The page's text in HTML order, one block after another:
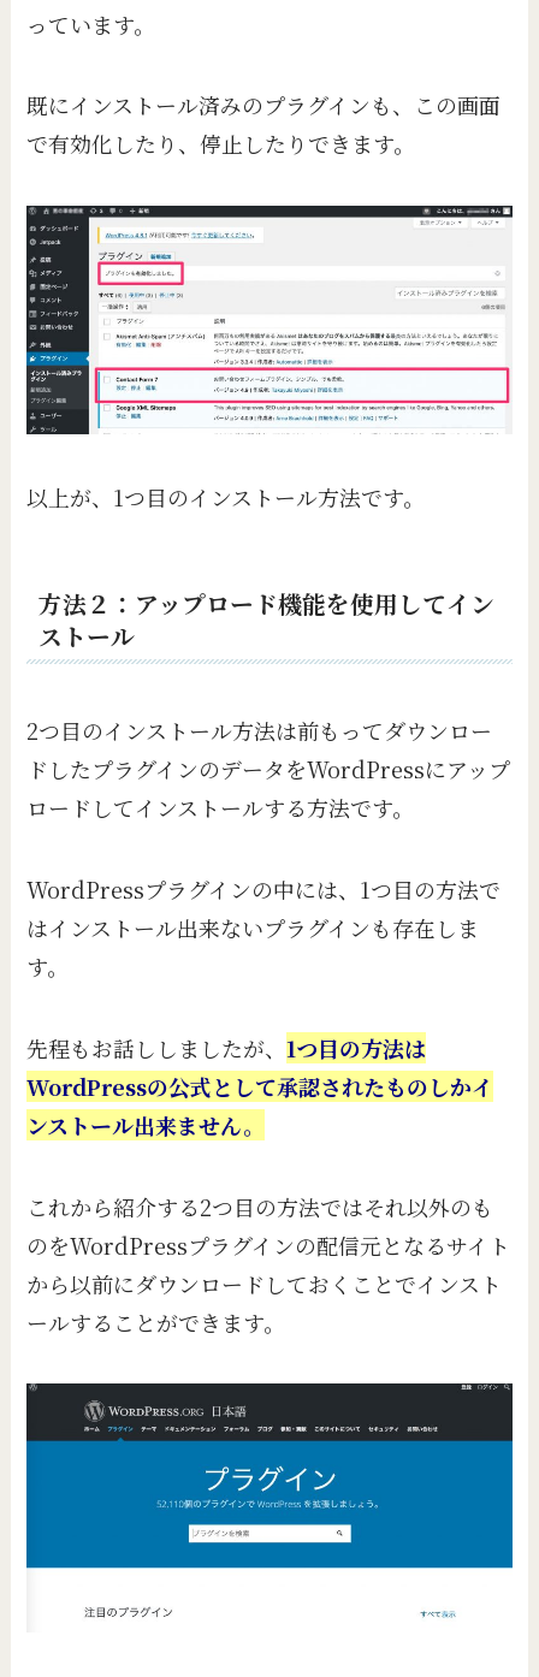
っています。
既にインストール済みのプラグインも、この画面
で有効化したり、停止したりできます。
以上が、1つ目のインストール方法です。
方法２：アップロード機能を使用してイン
ストール
2つ目のインストール方法は前もってダウンロー
ドしたプラグインのデータをWordPressにアップ
ロードしてインストールする方法です。
WordPressプラグインの中には、1つ目の方法で
はインストール出来ないプラグインも存在しま
す。
先程もお話ししましたが、1つ目の方法は
WordPressの公式として承認されたものしかイ
ンストール出来ません。
これから紹介する2つ目の方法ではそれ以外のも
のをWordPressプラグインの配信元となるサイト
から以前にダウンロードしておくことでインスト
ールすることができます。